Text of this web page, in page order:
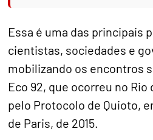
Essa é uma das principais
cientistas, sociedades e
mobilizando os encontros
Eco 92, que ocorreu no
pelo Protocolo de Quioto,
de Paris, de 2015.